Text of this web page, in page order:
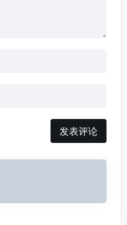
发表评论